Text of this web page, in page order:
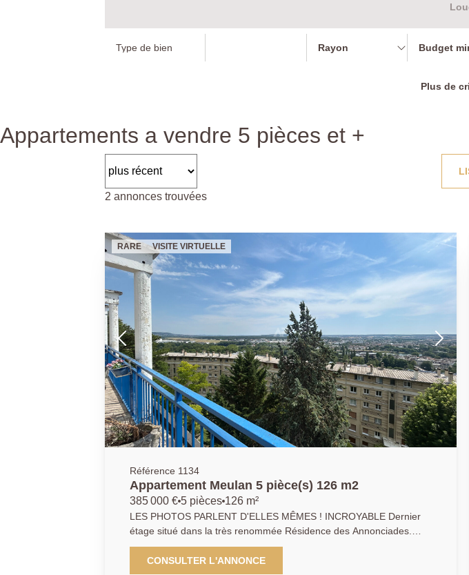
Rayon
Plus de
Appartements a vendre 5 pièces et +
2 annonces trouvées
RARE VISITE VIRTUELLE
Référence 1134
Appartement Meulan 5 pièce(s) 126 m2
385 000 € 5 pièces 126 m²
LES PHOTOS PARLENT D'ELLES MÊMES ! INCROYABLE Dernier
étage situé dans la très renommée Résidence des Annonciades.
Seule copropriété avec ascenseur privatif ! Volumes très
impressionnants de 126 m2 (3 chambres + triple salon-séjour ) + 75
CONSULTER L'ANNONCE